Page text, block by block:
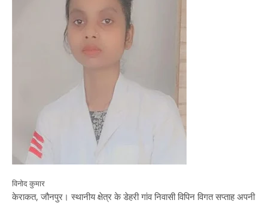
विनोद कुमार
केराकत, जौनपुर। स्थानीय क्षेत्र के डेहरी गांव निवासी विपिन विगत सप्ताह अपनी